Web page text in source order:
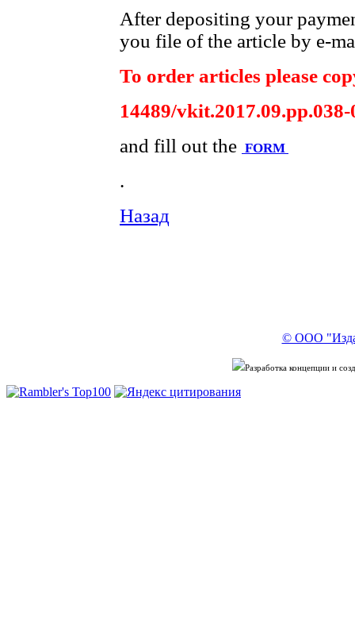
After depositing your
you file of the article by e-
To order articles please
14489/vkit.2017.09.pp.038-
and fill out the FORM
.
Назад
© ООО
Разработка концепции и